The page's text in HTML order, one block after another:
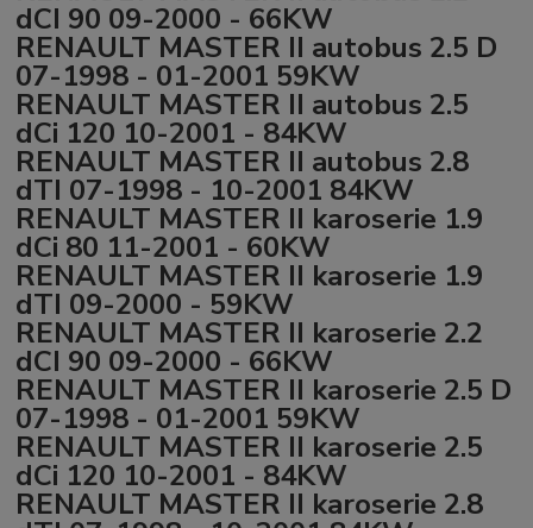
dCI 90 09-2000 - 66KW
RENAULT MASTER II autobus 2.5 D
07-1998 - 01-2001 59KW
RENAULT MASTER II autobus 2.5
dCi 120 10-2001 - 84KW
RENAULT MASTER II autobus 2.8
dTI 07-1998 - 10-2001 84KW
RENAULT MASTER II karoserie 1.9
dCi 80 11-2001 - 60KW
RENAULT MASTER II karoserie 1.9
dTI 09-2000 - 59KW
RENAULT MASTER II karoserie 2.2
dCI 90 09-2000 - 66KW
RENAULT MASTER II karoserie 2.5 D
07-1998 - 01-2001 59KW
RENAULT MASTER II karoserie 2.5
dCi 120 10-2001 - 84KW
RENAULT MASTER II karoserie 2.8